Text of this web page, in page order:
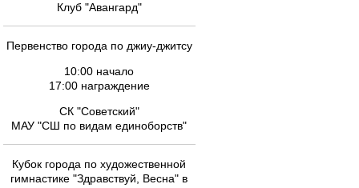
Клуб "Авангард"
Первенство города по джиу-джитсу
10:00 начало
17:00 награждение
СК "Советский"
МАУ "СШ по видам единоборств"
Кубок города по художественной
гимнастике "Здравствуй, Весна" в